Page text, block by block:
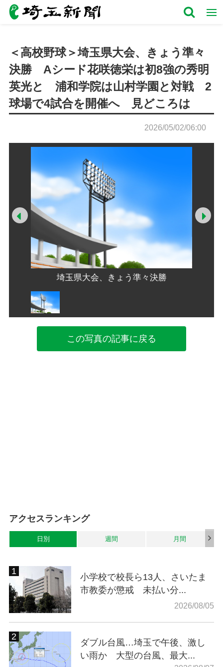
＜高校野球＞埼玉県大会、きょう準々
決勝 Aシード花咲徳栄は初8強の秀明
英光と 浦和学院は山村学園と対戦 2
球場で4試合を開催へ 見どころは
2026/05/02/06:00
埼玉県大会、きょう準々決勝
Prev
この写真の記事に戻る
アクセスランキング
日別 週間 月間
小学校で校長ら13人、さいたま
市教委が懲戒 未払い分...
2026/08/05
ダブル台風…埼玉で午後、激し
い雨か 大型の台風、最大...